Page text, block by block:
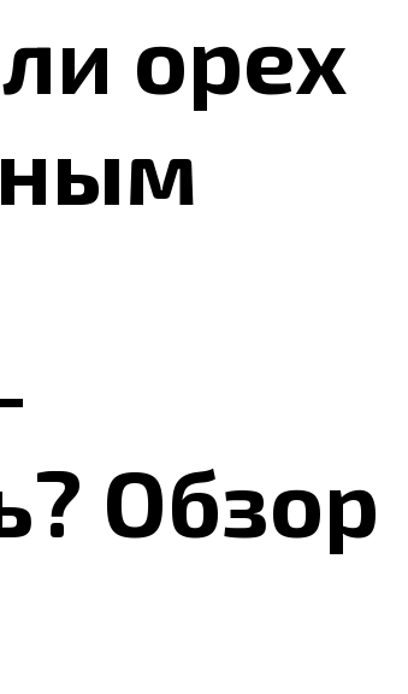
орех
Обзор